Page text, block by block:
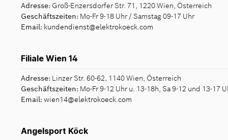
Adresse: Groß-Enzersdorfer Str. 71, 1220 Wien, Österreich
Geschäftszeiten: Mo-Fr 9-18 Uhr / Samstag 09-17 Uhr
Email: kundendienst@elektrokoeck.com
Filiale Wien 14
Adresse: Linzer Str. 60-62, 1140 Wien, Österreich
Geschäftszeiten: Mo-Fr 9-12 Uhr u. 13-18h, Sa 9-12 und 13-17
Email: wien14@elektrokoeck.com
Angelsport Köck